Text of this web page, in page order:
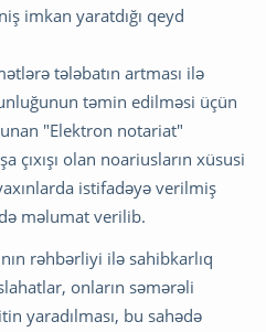
imkan yaratdığı qeyd
tələbatın artması ilə
təmin edilməsi üçün
"Elektron notariat"
çıxışı olan noariusların xüsusi
istifadəyə verilmiş
məlumat verilib.
rəhbərliyi ilə sahibkarlıq
onların səmərəli
yaradılması, bu sahədə